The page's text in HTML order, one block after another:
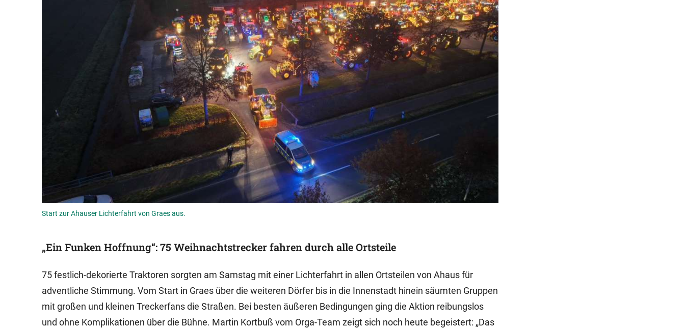
Start zur Ahauser Lichterfahrt von Graes aus.
„Ein Funken Hoffnung“: 75 Weihnachtstrecker fahren durch alle Ortsteile
75 festlich-dekorierte Traktoren sorgten am Samstag mit einer Lichterfahrt in allen Ortsteilen von Ahaus für
adventliche Stimmung. Vom Start in Graes über die weiteren Dörfer bis in die Innenstadt hinein säumten Gruppen
mit großen und kleinen Treckerfans die Straßen. Bei besten äußeren Bedingungen ging die Aktion reibungslos
und ohne Komplikationen über die Bühne. Martin Kortbuß vom Orga-Team zeigt sich noch heute begeistert: „Das